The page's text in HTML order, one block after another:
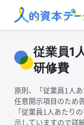
従業員1
研修費
原則、「従業員1人
任意開示項目のため
「従業員1人あたり
示していますので詳